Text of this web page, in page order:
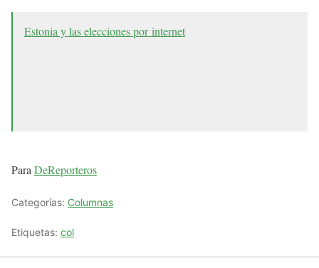
Estonia y las elecciones por internet
ParaDeReporteros
Categorías: Columnas
Etiquetas: col